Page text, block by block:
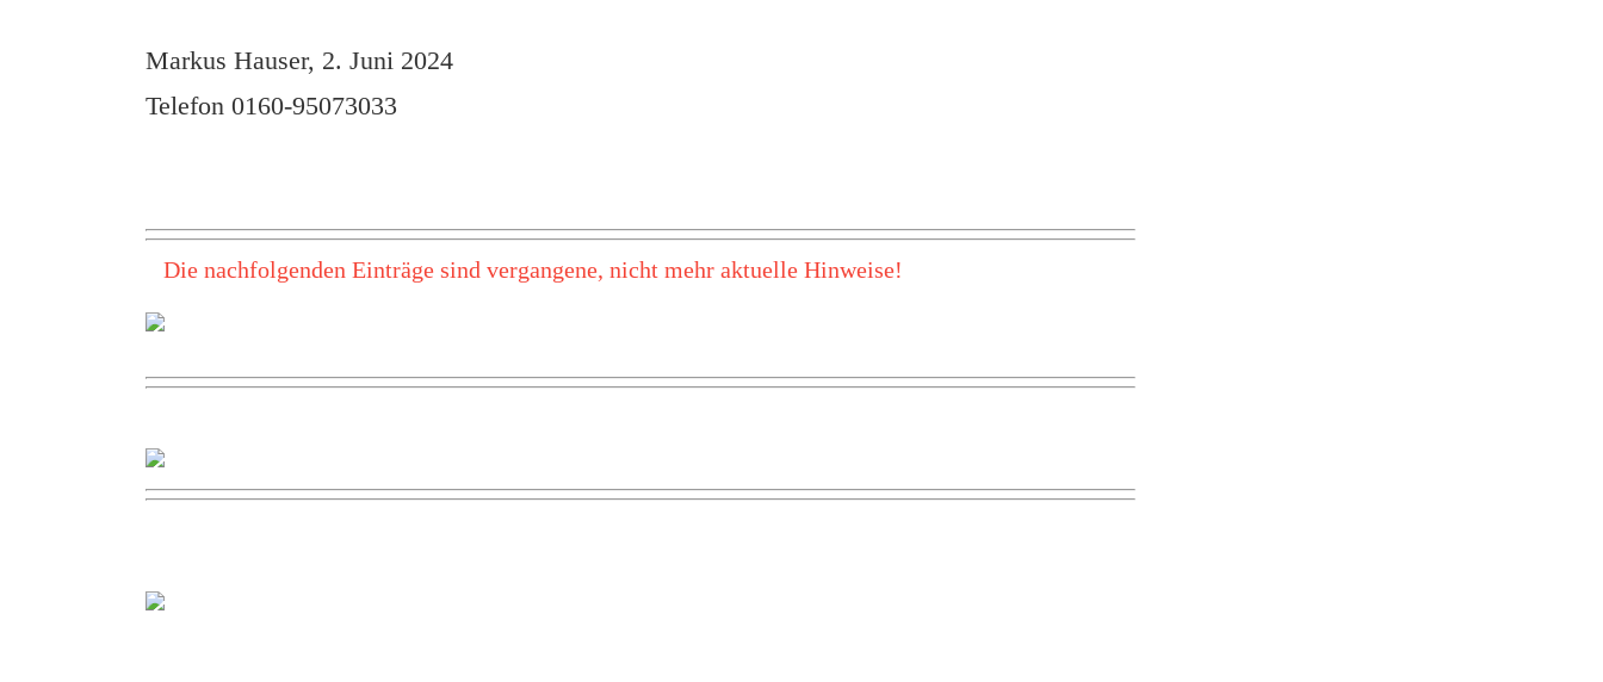
Markus Hauser, 2. Juni 2024
Telefon 0160-95073033
Die nachfolgenden Einträge sind vergangene, nicht mehr aktuelle Hinweise!